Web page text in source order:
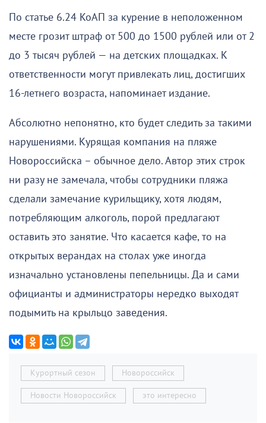
По статье 6.24 КоАП за курение в неположенном
месте грозит штраф от 500 до 1500 рублей или от 2
до 3 тысяч рублей — на детских площадках. К
ответственности могут привлекать лиц, достигших
16-летнего возраста, напоминает издание.
Абсолютно непонятно, кто будет следить за такими
нарушениями. Курящая компания на пляже
Новороссийска – обычное дело. Автор этих строк
ни разу не замечала, чтобы сотрудники пляжа
сделали замечание курильщику, хотя людям,
потребляющим алкоголь, порой предлагают
оставить это занятие. Что касается кафе, то на
открытых верандах на столах уже иногда
изначально установлены пепельницы. Да и сами
официанты и администраторы нередко выходят
подымить на крыльцо заведения.
Курортный сезон Новороссийск
Новости Новороссийск это интересно